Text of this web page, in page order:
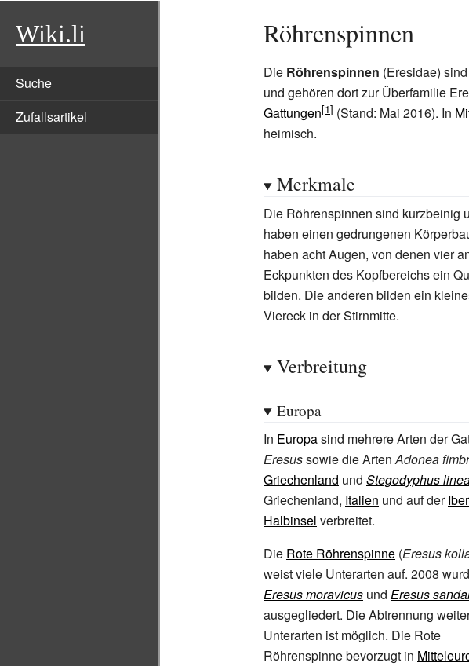
Wiki.li
Suche
Zufallsartikel
Röhrenspinnen
Die Röhrenspinnen (Eresidae)
und gehören dort zur Überfamilie
Gattungen
(Stand: Mai 2016). In
heimisch.
Merkmale
Die Röhrenspinnen sind kurzbeinig
haben einen gedrungenen
haben acht Augen, von denen vier
Eckpunkten des Kopfbereichs ein
bilden. Die anderen bilden ein
Viereck in der Stirnmitte.
Verbreitung
Europa
In Europasind mehrere Arten der
Eresussowie die ArtenAdonea
Griechenland und Stegodyphus
Griechenland, Italien und auf der
Halbinsel verbreitet.
Die Rote Röhrenspinne (Eresus
weist viele Unterarten auf. 2008
Eresus moravicus und Eresus
ausgegliedert. Die Abtrennung
Unterarten ist möglich. Die Rote
Röhrenspinne bevorzugt in